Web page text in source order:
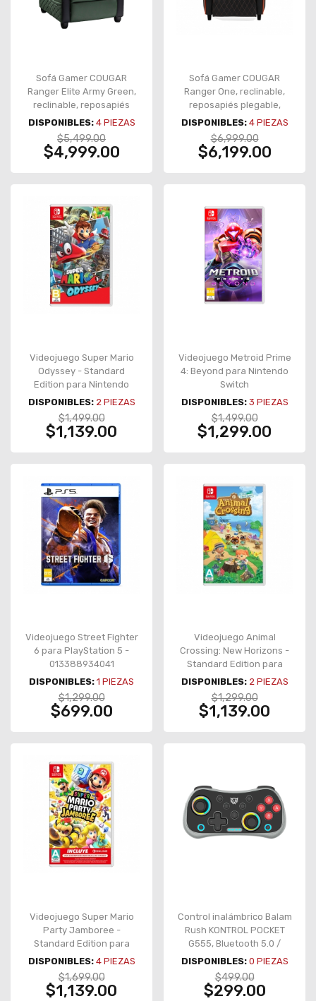
Sofá Gamer COUGAR
Ranger Elite Army Green,
reclinable, reposapiés
plegable, bolsillo lateral,
soporta 135 kg – CGR-RAE-
GEB
DISPONIBLES: 4PIEZAS
$5,499.00
$4,999.00
Sofá Gamer COUGAR
Ranger One, reclinable,
reposapiés plegable,
soporte lumbar,
negro/naranja – CGR-SA1
DISPONIBLES: 4PIEZAS
$6,999.00
$6,199.00
Videojuego Super Mario
Odyssey - Standard
Edition para Nintendo
Switch
DISPONIBLES: 2 PIEZAS
$1,499.00
$1,139.00
Videojuego Metroid Prime
4: Beyond para Nintendo
Switch
DISPONIBLES: 3 PIEZAS
$1,499.00
$1,299.00
Videojuego Street Fighter
6 para PlayStation 5 -
013388934041
DISPONIBLES: 1 PIEZAS
$1,299.00
$699.00
Videojuego Animal
Crossing: New Horizons -
Standard Edition para
Nintendo Switch – HAC-P-
ACBAA-MEX
DISPONIBLES: 2 PIEZAS
$1,299.00
$1,139.00
Videojuego Super Mario
Party Jamboree -
Standard Edition para
Nintendo Switch
DISPONIBLES: 4PIEZAS
$1,699.00
$1,139.00
Control inalámbrico Balam
Rush KONTROL POCKET
G555, Bluetooth 5.0 /
Alámbrico USB-C,
Multiplataforma, Negro-
Gris – BR-942607
DISPONIBLES: 0 PIEZAS
$499.00
$299.00